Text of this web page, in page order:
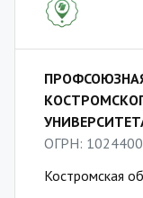
ОГРН:
Костромская